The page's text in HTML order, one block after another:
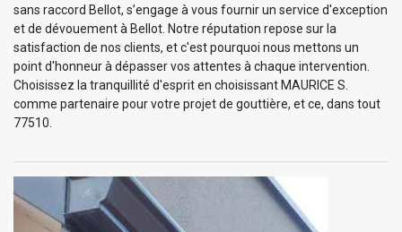
sans raccord Bellot, s’engage à vous fournir un service d'exception
et de dévouement à Bellot. Notre réputation repose sur la
satisfaction de nos clients, et c'est pourquoi nous mettons un
point d'honneur à dépasser vos attentes à chaque intervention.
Choisissez la tranquillité d'esprit en choisissant MAURICE S.
comme partenaire pour votre projet de gouttière, et ce, dans tout
77510.